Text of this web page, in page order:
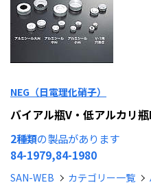
NEG（日電理化硝子）
バイアル瓶V・低アルカリ瓶
2種類の製品があります
84-1979,84-1980
SAN-WEB カテゴリー一覧